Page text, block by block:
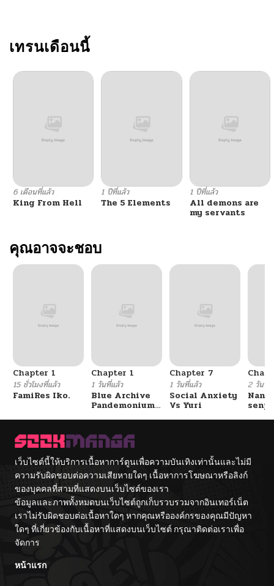
เทรนเดือนนี้
6 เดือนที่แล้ว
King From Hell
1 ปีที่แล้ว
The 5 Elements
1 ปีที่แล้ว
All demons are
my servants
คุณอาจจะชอบ
Chapter 1
15 ชั่วโมงที่แล้ว
FamiRes Iko.
Chapter 1
1 วันที่แล้ว
Blue Archive
Pandemonium
Chapter 7
1 วันที่แล้ว
Social Anxiety
Vs Yuri
2 วันที่แ
เว็บไซต์นี้ให้บริการเนื้อหาการ์ตูนเพื่อความบันเทิงเท่านั้นและไม่มี
ความรับผิดชอบต่อความเสียหายใดๆ เนื้อหาการโฆษณาหรือลิงก์
ของบุคคลที่สามที่แสดงบนเว็บไซต์ของเรา
ข้อมูลและภาพทั้งหมดบนเว็บไซต์ถูกเก็บรวบรวมจากอินเทอร์เน็ต
เราไม่รับผิดชอบต่อเนื้อหาใดๆ หากคุณหรือองค์กรของคุณมีปัญหา
ใดๆ ที่เกี่ยวข้องกับเนื้อหาที่แสดงบนเว็บไซต์ กรุณาติดต่อเราเพื่อ
จัดการ
หน้าแรก